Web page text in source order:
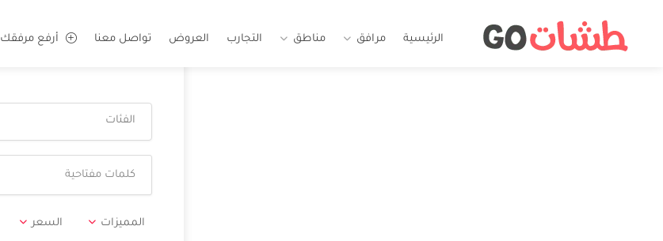
الرئيسية مرافق مناطق التجارب العروض تواصل معنا أرفع مرفقك
الفئات
المميزات السعر